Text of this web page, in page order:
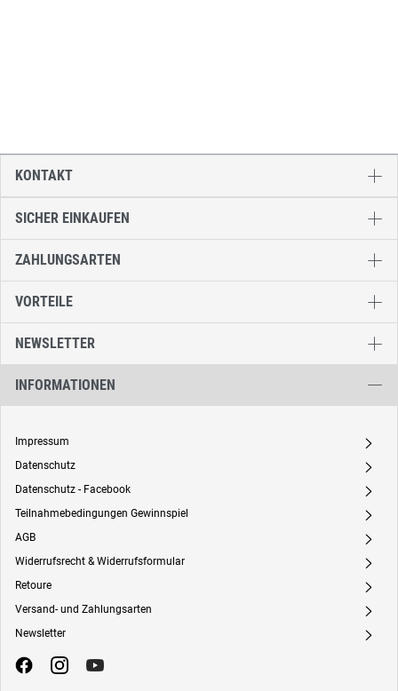
SICHER EINKAUFEN
ZAHLUNGSARTEN
VORTEILE
NEWSLETTER
INFORMATIONEN
Impressum A
Datenschutz A
Datenschutz - Facebook A
Teilnahmebedingungen Gewinnspiel A
AGB A
Widerrufsrecht & Widerrufsformular A
Retoure A
Versand- und Zahlungsarten A
Newsletter A
KONTAKT